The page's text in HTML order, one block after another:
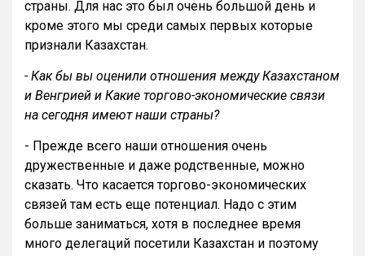
страны. Для нас это был очень большой день и
кроме этого мы среди самых первых которые
признали Казахстан.
- Как бы вы оценили отношения между Казахстаном
и Венгрией и Какие торгово-экономические связи
на сегодня имеют наши страны?
- Прежде всего наши отношения очень
дружественные и даже родственные, можно
сказать. Что касается торгово-экономических
связей там есть еще потенциал. Надо с этим
больше заниматься, хотя в последнее время
много делегаций посетили Казахстан и поэтому